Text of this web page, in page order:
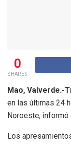
0
SHARES
Mao, Valverde.-T
en las últimas 24
Noroeste,
Los